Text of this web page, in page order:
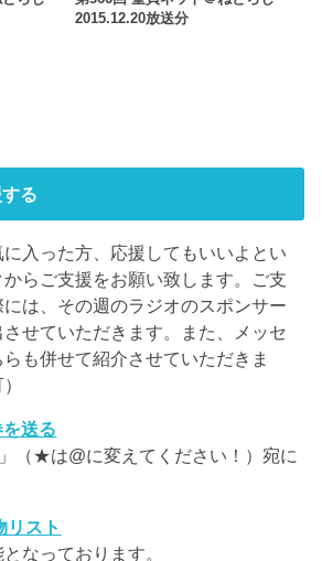
2015.12.20放送分
る
入った方、応援してもいいよとい
らご支援をお願い致します。ご支
は、その週のラジオのスポンサー
せていただきます。また、メッセ
も併せて紹介させていただきま
送る
（★は@に変えてください！）宛に
スト
なっております。